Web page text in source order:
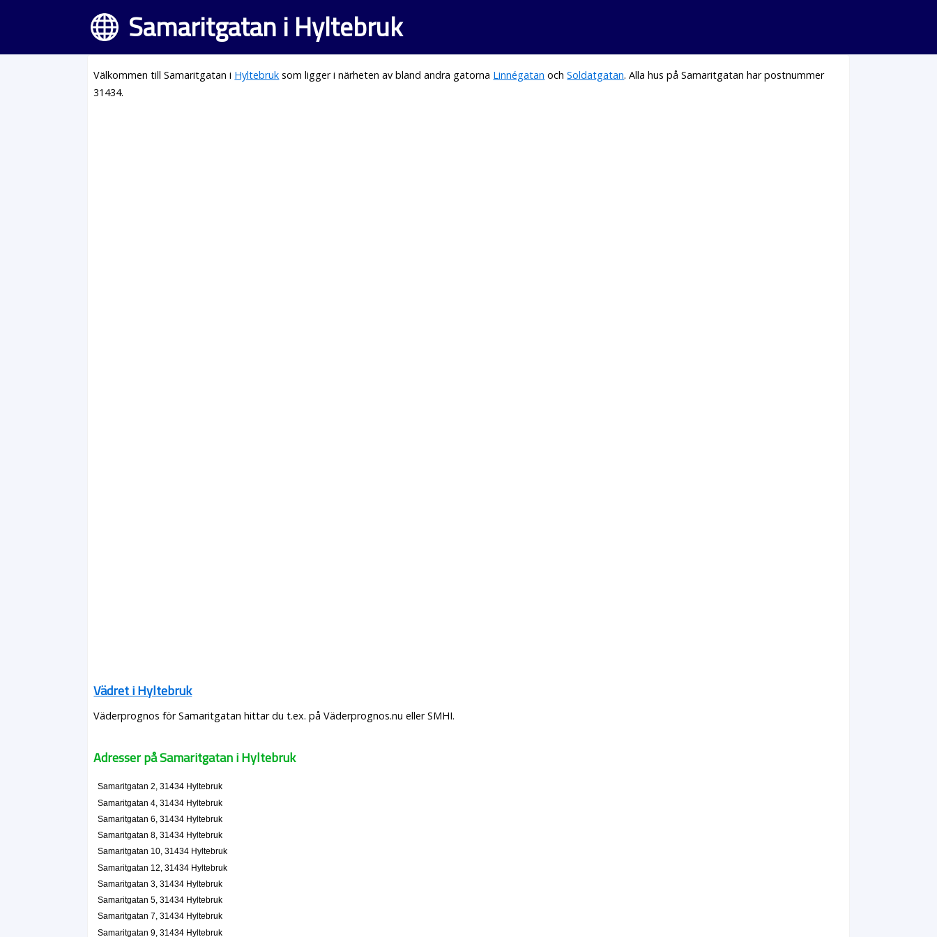
Samaritgatan i Hyltebruk
Välkommen till Samaritgatan i Hyltebruk som ligger i närheten av bland andra gatorna Linnégatan ochSoldatgatan. Alla hus på Samaritgatan har postnummer
31434.
Vädret i Hyltebruk
Väderprognos för Samaritgatan hittar du t.ex. på Väderprognos.nu eller SMHI.
Adresser på Samaritgatan i Hyltebruk
Samaritgatan 2, 31434 Hyltebruk
Samaritgatan 4, 31434 Hyltebruk
Samaritgatan 6, 31434 Hyltebruk
Samaritgatan 8, 31434 Hyltebruk
Samaritgatan 10, 31434 Hyltebruk
Samaritgatan 12, 31434 Hyltebruk
Samaritgatan 3, 31434 Hyltebruk
Samaritgatan 5, 31434 Hyltebruk
Samaritgatan 7, 31434 Hyltebruk
Samaritgatan 9, 31434 Hyltebruk